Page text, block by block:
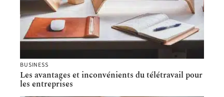
BUSINESS
Les avantages et inconvénients du télétravail pour
les entreprises